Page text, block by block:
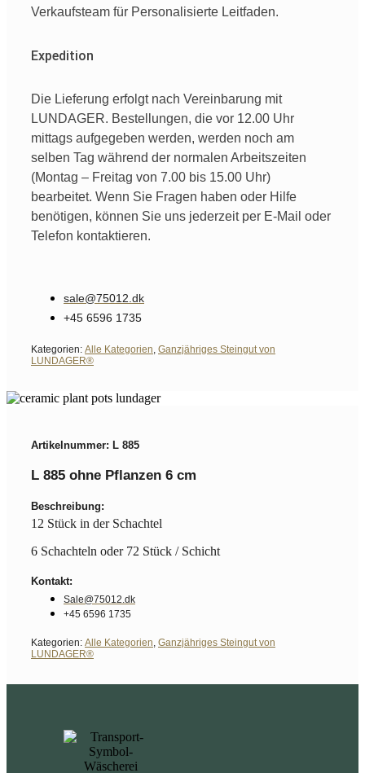
Verkaufsteam für Personalisierte Leitfaden.
Expedition
Die Lieferung erfolgt nach Vereinbarung mit
LUNDAGER. Bestellungen, die vor 12.00 Uhr
mittags aufgegeben werden, werden noch am
selben Tag während der normalen Arbeitszeiten
(Montag – Freitag von 7.00 bis 15.00 Uhr)
bearbeitet. Wenn Sie Fragen haben oder Hilfe
benötigen, können Sie uns jederzeit per E-Mail oder
Telefon kontaktieren.
sale@75012.dk
+45 6596 1735
Kategorien: Alle Kategorien Ganzjähriges Steingut von
LUNDAGER®
Artikelnummer: L 885
L 885 ohne Pflanzen 6 cm
Beschreibung:
12 Stück in der Schachtel
6 Schachteln oder 72 Stück / Schicht
Kontakt:
Sale@75012.dk
+45 6596 1735
Kategorien: Alle Kategorien Ganzjähriges Steingut von
LUNDAGER®